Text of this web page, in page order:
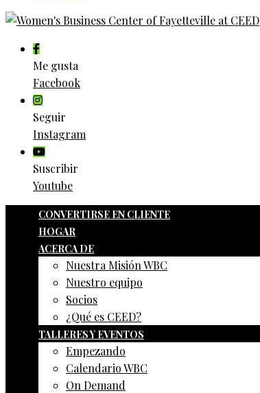
Me gusta
Facebook
Seguir
Instagram
Suscribir
Youtube
CONVERTIRSE EN CLIENTE
HOGAR
ACERCA DE
Nuestra Misión WBC
Nuestro equipo
Socios
¿Qué es CEED?
TALLERES Y EVENTOS
Empezando
Calendario WBC
On Demand